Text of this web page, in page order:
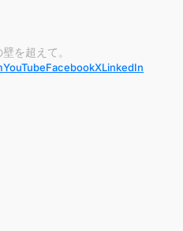
を超えて。
YouTubeFacebookXLinkedIn